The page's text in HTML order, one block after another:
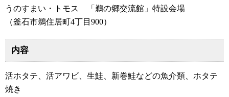
うのすまい・トモス 「鵜の郷交流館」特設会場
（釜石市鵜住居町4丁目900）
内容
活ホタテ、活アワビ、生鮭、新巻鮭などの魚介類、ホタテ
焼き